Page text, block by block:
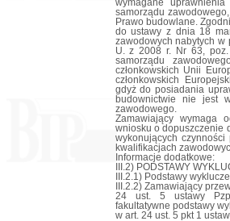
wymagane
samorządu
Prawo budowlane.
do ustawy z dnia 18
zawodowych nabytych w
U. z 2008 r. Nr 63, poz.
samorządu
członkowskich Unii
członkowskich
gdyż do posiadania
budownictwie nie jest
zawodowego.
Zamawiający wymaga
wniosku o dopuszczenie
wykonujących
kwalifikacjach
Informacje dodatkowe:
III.2) PODSTAWY
III.2.1) Podstawy
III.2.2) Zamawiający
24 ust. 5 ustawy Pzp
fakultatywne podstawy
w art. 24 ust. 5 pkt 1